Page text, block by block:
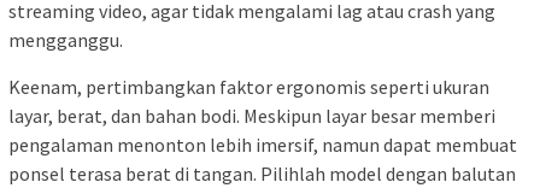
streaming video, agar tidak mengalami lag atau crash yang
mengganggu.
Keenam, pertimbangkan faktor ergonomis seperti ukuran
layar, berat, dan bahan bodi. Meskipun layar besar memberi
pengalaman menonton lebih imersif, namun dapat membuat
ponsel terasa berat di tangan. Pilihlah model dengan balutan